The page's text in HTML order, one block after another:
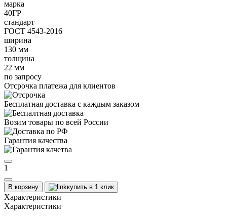
марка
40ГР
стандарт
ГОСТ 4543-2016
ширина
130 мм
толщина
22 мм
по запросу
Отсрочка платежа для клиентов
Бесплатная доставка с каждым заказом
Возим товары по всей России
Гарантия качества
1
В корзину купить в 1 клик
Характеристики
Характеристики